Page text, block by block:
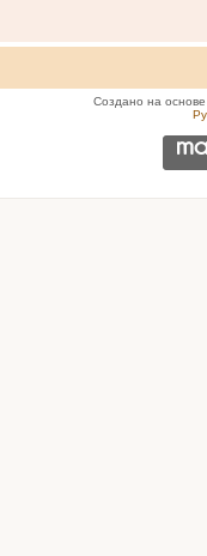
Создано на основе